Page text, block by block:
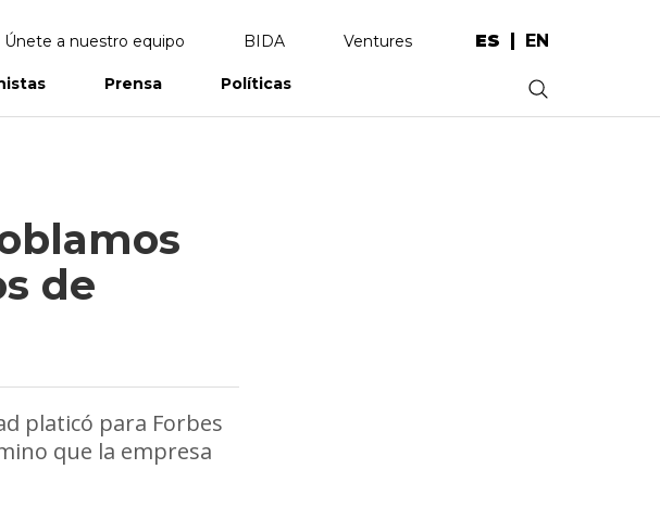
Únete a nuestro equipo BIDA Ventures ES EN
Prensa Políticas .
de
platicó para Forbes
que la empresa